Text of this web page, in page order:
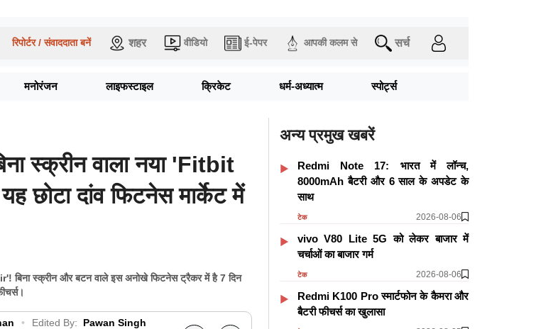
रिपोर्टर / संवाददाता बनें शहर वीडियो ई-पेपर आपकी कलम से सर्च
मनोरंजन लाइफस्टाइल क्रिकेट धर्म-अध्यात्म स्पोर्ट्स
स्क्रीन वाला नया 'Fitbit
छोटा दांव फिटनेस मार्केट में
स्क्रीन और बटन वाले इस अनोखे फिटनेस ट्रैकर में है 7 दिन
• Edited By:
Pawan Singh
अन्य प्रमुख खबरें
Redmi Note 17: भारत में लॉन्च,
8000mAh बैटरी और 6 साल के अपडेट के
साथ
टेक 2026-08-06
vivo V80 Lite 5G को लेकर बाजार में
चर्चाओं का बाजार गर्म
टेक 2026-08-06
Redmi K100 Pro स्मार्टफोन के कैमरा और
बैटरी फीचर्स का खुलासा